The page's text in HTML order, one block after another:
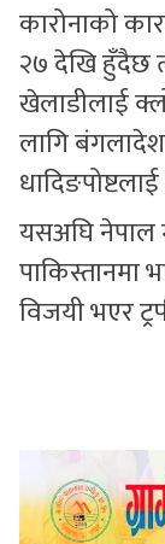
कारोनाको
२७ देखि हुँदैछ
खेलाडीलाई
लागि
यसअघि नेपाल
पाकिस्तानमा
विजयी भएर